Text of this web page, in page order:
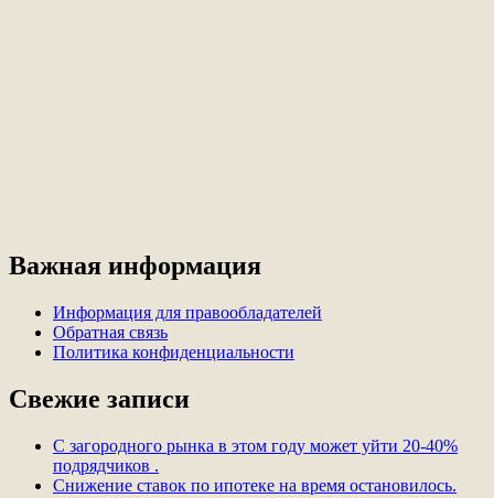
Важная информация
Информация для правообладателей
Обратная связь
Политика конфиденциальности
Свежие записи
С загородного рынка в этом году может уйти 20-40%
подрядчиков .
Снижение ставок по ипотеке на время остановилось.